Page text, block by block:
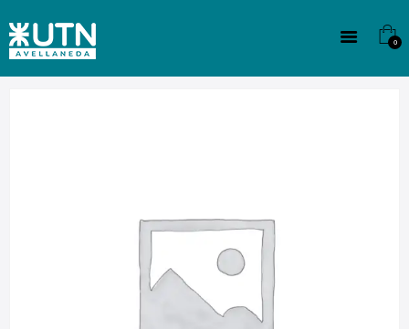
0
CULTURA